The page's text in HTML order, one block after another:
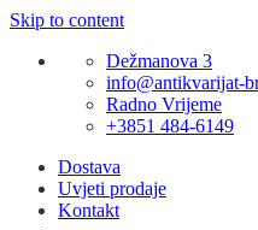
Skip to content
Dežmanova 3
info@antikvarijat-
Radno Vrijeme
+3851 484-6149
Dostava
Uvjeti prodaje
Kontakt